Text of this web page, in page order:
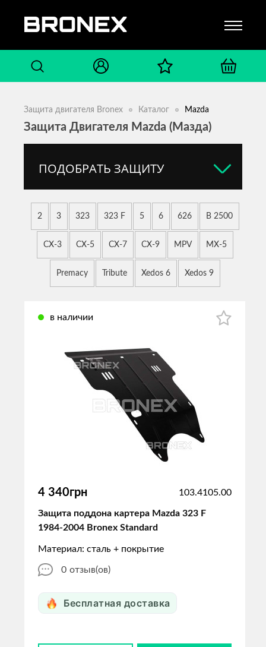
Защита двигателя Bronex Каталог Mazda
Защита Двигателя Mazda (Мазда)
ПОДОБРАТЬ ЗАЩИТУ
2 3 323 323 F 5 6 626 B 2500
CX-3 CX-5 CX-7 CX-9 MPV MX-5
Premacy Tribute Xedos 6 Xedos 9
в наличии
4 340грн 103.4105.00
Защита поддона картера Mazda 323 F
1984-2004 Bronex Standard
Материал: сталь + покрытие
0 отзыв(ов)
Бесплатная доставка